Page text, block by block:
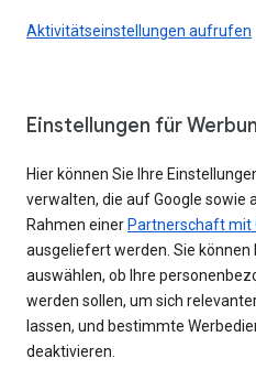
Aktivitätseinstellungen aufrufen
Einstellungen für
Hier können Sie Ihre
verwalten, die auf Google sowie
Rahmen einer Partnerschaft mit
ausgeliefert werden. Sie können
auswählen, ob Ihre
werden sollen, um sich
lassen, und bestimmte
deaktivieren.